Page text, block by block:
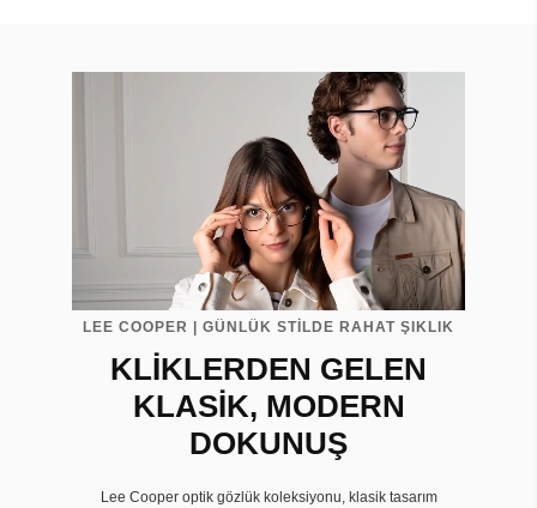
LEE COOPER | GÜNLÜK STİLDE RAHAT ŞIKLIK
KLİKLERDEN GELEN
KLASİK, MODERN
DOKUNUŞ
Lee Cooper optik gözlük koleksiyonu, klasik tasarım